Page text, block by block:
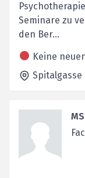
Seminare zu
den Ber...
Keine
Spitalgasse